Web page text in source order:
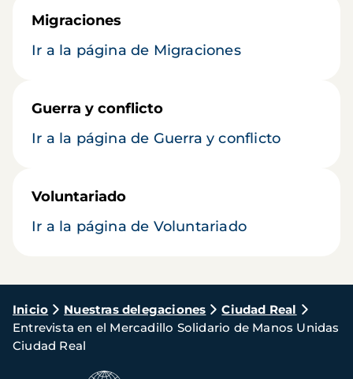
Migraciones
Ir a la página de Migraciones
Guerra y conflicto
Ir a la página de Guerra y conflicto
Voluntariado
Ir a la página de Voluntariado
Ruta
de
navegación
Inicio Nuestras delegaciones
Ciudad Real
Entrevista en el Mercadillo Solidario de Manos Unidas
Ciudad Real